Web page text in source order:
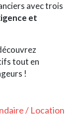
avec trois
et
tout en
!
/ Location